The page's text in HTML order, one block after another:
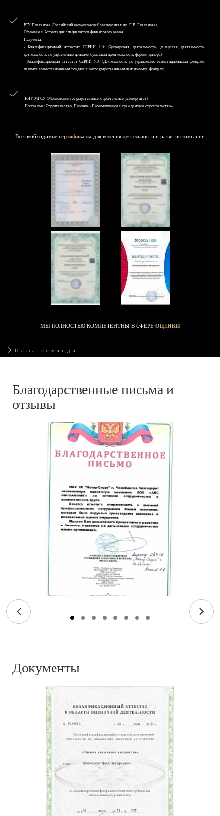
РЭУ Плеханова (Российский экономический университет им. Г.В. Плеханова)
Обучение и Аттестация специалистов финансового рынка
Получены:
- Квалификационный аттестат СЕРИИ 1.0: (Брокерская деятельность, дилерская деятельность,
деятельность по управлению ценными бумагами и деятельность форекс-дилера)
- Квалификационный аттестат СЕРИИ 5.0: (Деятельность по управлению инвестиционными фондами,
паевыми инвестиционными фондами и негосударственными пенсионными фондами)
НИУ MГСУ (Московский государственный строительный университет)
Программа: Строительство, Профиль «Промышленное и гражданское строительство»
Все необходимые сертификаты для ведения деятельности и развития компании
МЫ ПОЛНОСТЬЮ КОМПЕТЕНТНЫ В СФЕРЕ ОЦЕНКИ
Наша команда
Благодарственные письма и
отзывы
Документы